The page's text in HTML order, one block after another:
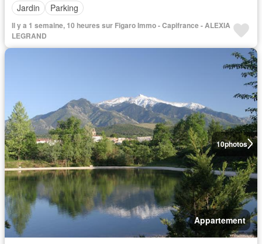
Jardin
Parking
Il y a 1 semaine, 10 heures sur Figaro Immo - Capifrance - ALEXIA
LEGRAND
10photos
Appartement